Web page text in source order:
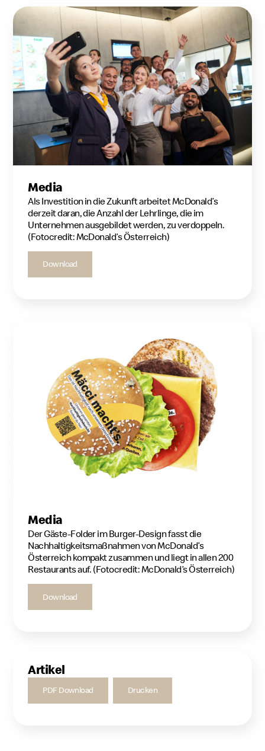
Media
Als Investition in die Zukunft arbeitet McDonald’s
derzeit daran, die Anzahl der Lehrlinge, die im
Unternehmen ausgebildet werden, zu verdoppeln.
(Fotocredit: McDonald’s Österreich)
Download
Media
Der Gäste-Folder im Burger-Design fasst die
Nachhaltigkeitsmaßnahmen von McDonald’s
Österreich kompakt zusammen und liegt in allen 200
Restaurants auf. (Fotocredit: McDonald’s Österreich)
Download
Artikel
PDF Download Drucken